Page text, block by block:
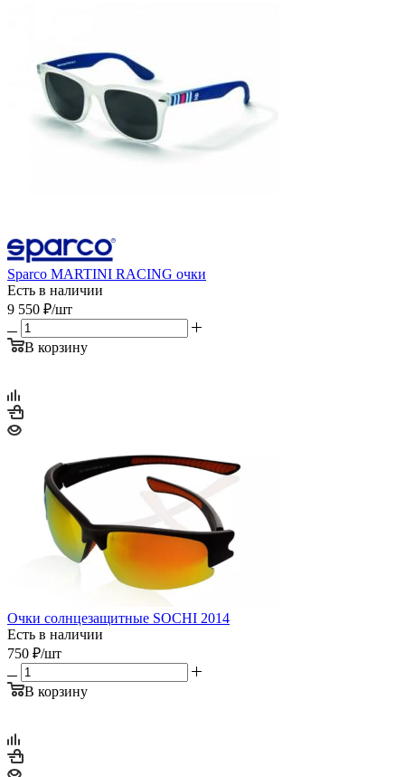
Sparco MARTINI RACING очки
Есть в наличии
9 550 ₽/шт
В корзину
Очки солнцезащитные SOCHI 2014
Есть в наличии
750 ₽/шт
В корзину